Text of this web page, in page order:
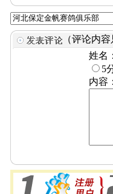
（评论内
姓名
5
内容：